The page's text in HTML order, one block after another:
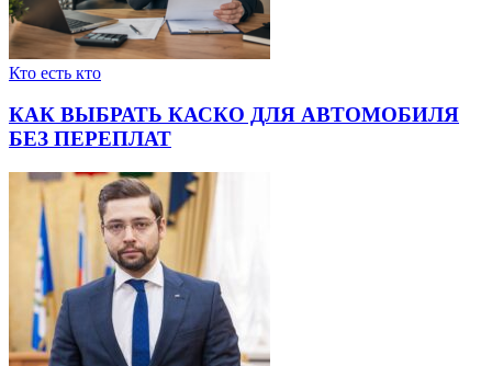
Кто есть кто
КАК ВЫБРАТЬ КАСКО ДЛЯ АВТОМОБИЛЯ
БЕЗ ПЕРЕПЛАТ